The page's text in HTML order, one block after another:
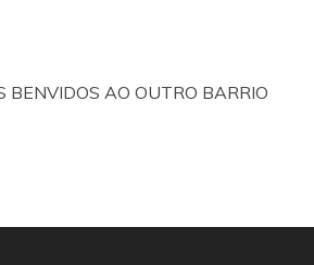
BENVIDOS AO OUTRO BARRIO